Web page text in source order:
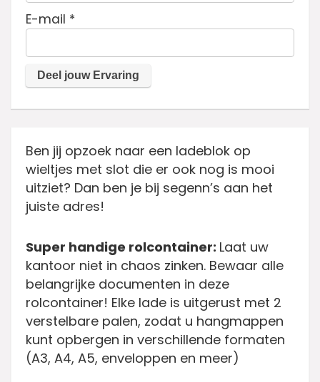
E-mail *
Ben jij opzoek naar een ladeblok op
wieltjes met slot die er ook nog is mooi
uitziet? Dan ben je bij segenn’s aan het
juiste adres!
Super handige rolcontainer: Laat uw
kantoor niet in chaos zinken. Bewaar alle
belangrijke documenten in deze
rolcontainer! Elke lade is uitgerust met 2
verstelbare palen, zodat u hangmappen
kunt opbergen in verschillende formaten
(A3, A4, A5, enveloppen en meer)